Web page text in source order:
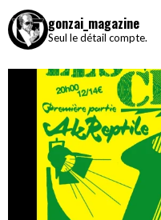
gonzai_magazine
Seul le détail compte.